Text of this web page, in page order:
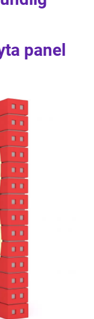
panel